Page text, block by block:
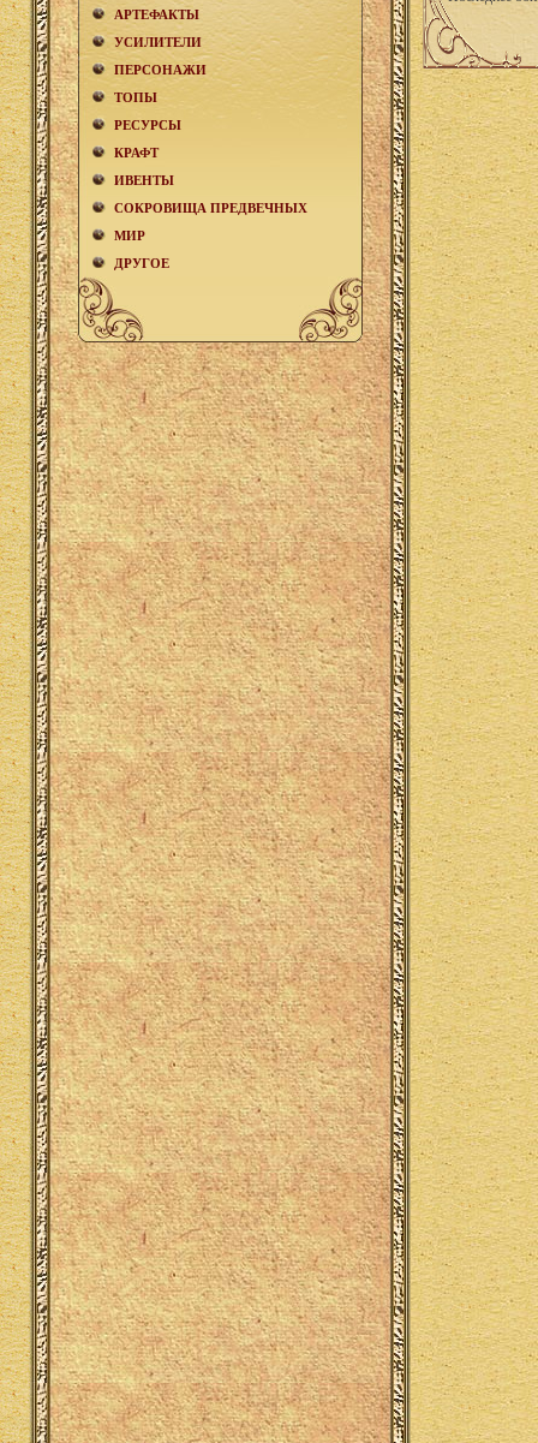
АРТЕФАКТЫ
УСИЛИТЕЛИ
ПЕРСОНАЖИ
ТОПЫ
РЕСУРСЫ
КРАФТ
ИВЕНТЫ
СОКРОВИЩА ПРЕДВЕЧНЫХ
МИР
ДРУГОЕ